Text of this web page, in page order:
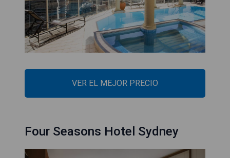
VER EL MEJOR PRECIO
Four Seasons Hotel Sydney